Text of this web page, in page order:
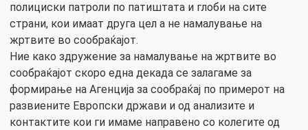
полициски патроли по патиштата и глоби на сите
страни, кои имаат друга цел а не намалување на
жртвите во сообраќајот.
Ние како здружение за намалување на жртвите во
сообраќајот скоро една декада се залагаме за
формирање на Агенција за сообраќај по примерот на
развиените Европски држави и од анализите и
контактите кои ги имаме направено со колегите од